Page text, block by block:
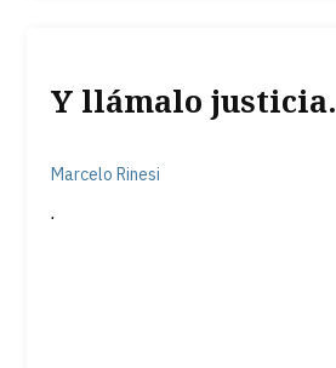
Y llámalo justicia.
Marcelo Rinesi
.